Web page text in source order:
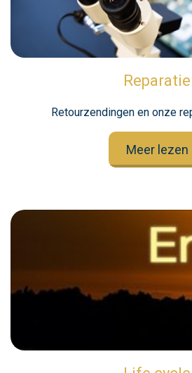
Reparatie
Retourzendingen en onze
Meer lezen